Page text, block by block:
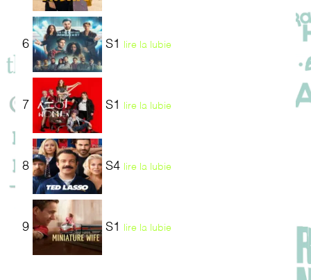
6 S1 lire la lubie
7 S1 lire la lubie
8 S4 lire la lubie
9 S1 lire la lubie